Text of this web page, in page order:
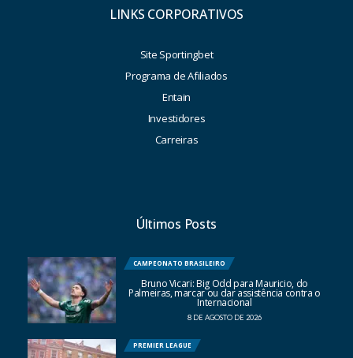
LINKS CORPORATIVOS
Site Sportingbet
Programa de Afiliados
Entain
Investidores
Carreiras
Últimos Posts
CAMPEONATO BRASILEIRO
Bruno Vicari: Big Odd para Mauricio, do
Palmeiras, marcar ou dar assistência contra o
Internacional
8 DE AGOSTO DE 2026
PREMIER LEAGUE